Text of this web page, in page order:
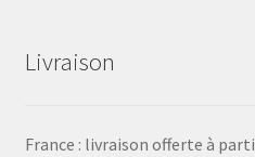
Livraison
France : livraison offerte à